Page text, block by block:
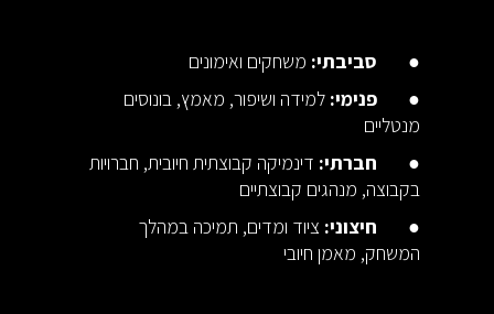
● סביבתי: משחקים ואימונים
●פנימי: למידה ושיפור, מאמץ, בונוסים
מנטליים
● חברתי: דינמיקה קבוצתית חיובית, חברויות
בקבוצה, מנהגים קבוצתיים
● חיצוני: ציוד ומדים, תמיכה במהלך
המשחק, מאמן חיובי